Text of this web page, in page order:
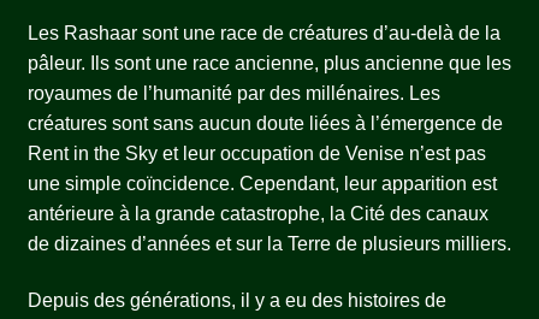
Panier
Stripe Payment Success Page
Validation de la commande
Les Rashaar sont une race de créatures d’au-delà de la
pâleur. Ils sont une race ancienne, plus ancienne que les
royaumes de l’humanité par des millénaires. Les
créatures sont sans aucun doute liées à l’émergence de
Rent in the Sky et leur occupation de Venise n’est pas
une simple coïncidence. Cependant, leur apparition est
antérieure à la grande catastrophe, la Cité des canaux
de dizaines d’années et sur la Terre de plusieurs milliers.
Depuis des générations, il y a eu des histoires de